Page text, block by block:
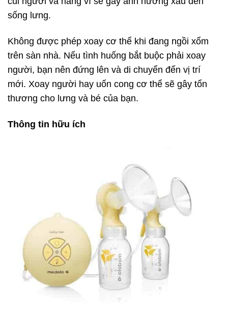
sống lưng.
Không được phép xoay cơ thể khi đang ngồi xổm
trên sàn nhà. Nếu tình huống bắt buộc phải xoay
người, bạn nên đứng lên và di chuyển đến vị trí
mới. Xoay người hay uốn cong cơ thể sẽ gây tổn
thương cho lưng và bé của bạn.
Thông tin hữu ích